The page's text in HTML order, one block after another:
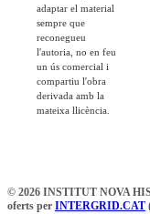
adaptar el material
sempre que
reconegueu
l'autoria, no en feu
un ús comercial i
compartiu l'obra
derivada amb la
mateixa llicència.
© 2026 INSTITUT NOVA
oferts per INTERGRID.CAT